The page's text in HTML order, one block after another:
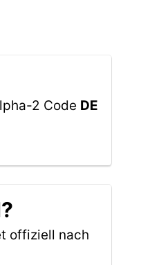
2 Code DE
offiziell nach